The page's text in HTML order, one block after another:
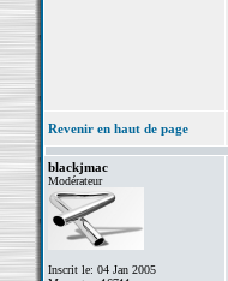
Revenir en haut de page
blackjmac
Modérateur
Inscrit le: 04 Jan 2005